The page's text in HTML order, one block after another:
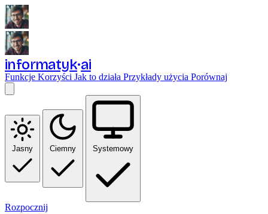
informatyk ai
Funkcje Korzyści Jak to działa Przykłady użycia Porównaj
Jasny Ciemny Systemowy
Rozpocznij